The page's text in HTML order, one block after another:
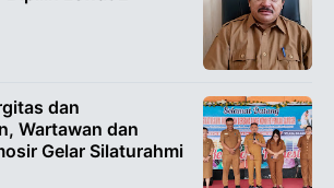
dan
Wartawan dan
Gelar Silaturahmi